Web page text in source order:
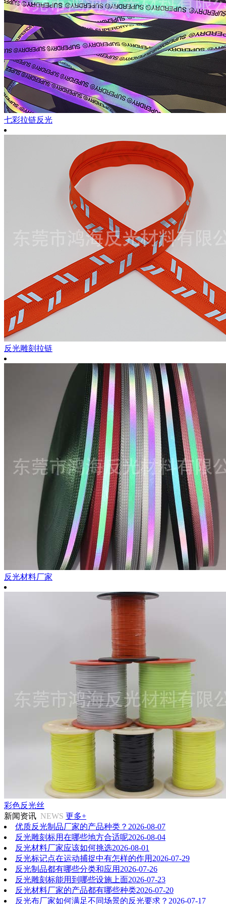
七彩拉链反光
反光雕刻拉链
反光材料厂家
彩色反光丝
新闻资讯 NEWS 更多+
优质反光制品厂家的产品种类？ 2026-08-07
反光雕刻标用在哪些地方合适呢2026-08-04
反光材料厂家应该如何挑选2026-08-01
反光标记点在运动捕捉中有怎样的作用 2026-07-29
反光制品都有哪些分类和应用 2026-07-26
反光雕刻标能用到哪些设施上面2026-07-23
反光材料厂家的产品都有哪些种类2026-07-20
反光布厂家如何满足不同场景的反光要求？ 2026-07-17